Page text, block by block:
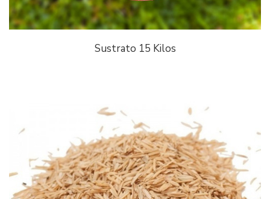
Sustrato 15 Kilos